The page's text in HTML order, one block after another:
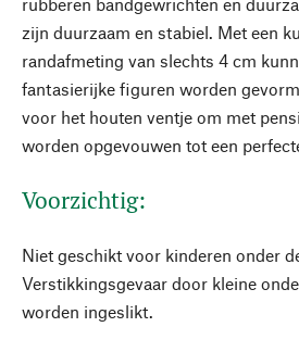
zijn duurzaam en stabiel. Met een
randafmeting van slechts 4 cm
fantasierijke figuren worden
voor het houten ventje om met
worden opgevouwen tot een
Voorzichtig:
Niet geschikt voor kinderen onder
Verstikkingsgevaar door kleine
worden ingeslikt.